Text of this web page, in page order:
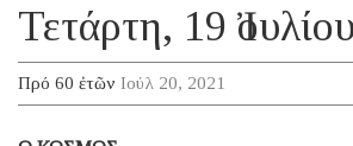
Τετάρτη, 19
Πρό 60 ἐτῶν Ιούλ 20, 2021